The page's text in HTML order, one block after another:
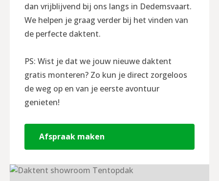
dan vrijblijvend bij ons langs in Dedemsvaart.
We helpen je graag verder bij het vinden van
de perfecte daktent.
PS: Wist je dat we jouw nieuwe daktent
gratis monteren? Zo kun je direct zorgeloos
de weg op en van je eerste avontuur
genieten!
Afspraak maken